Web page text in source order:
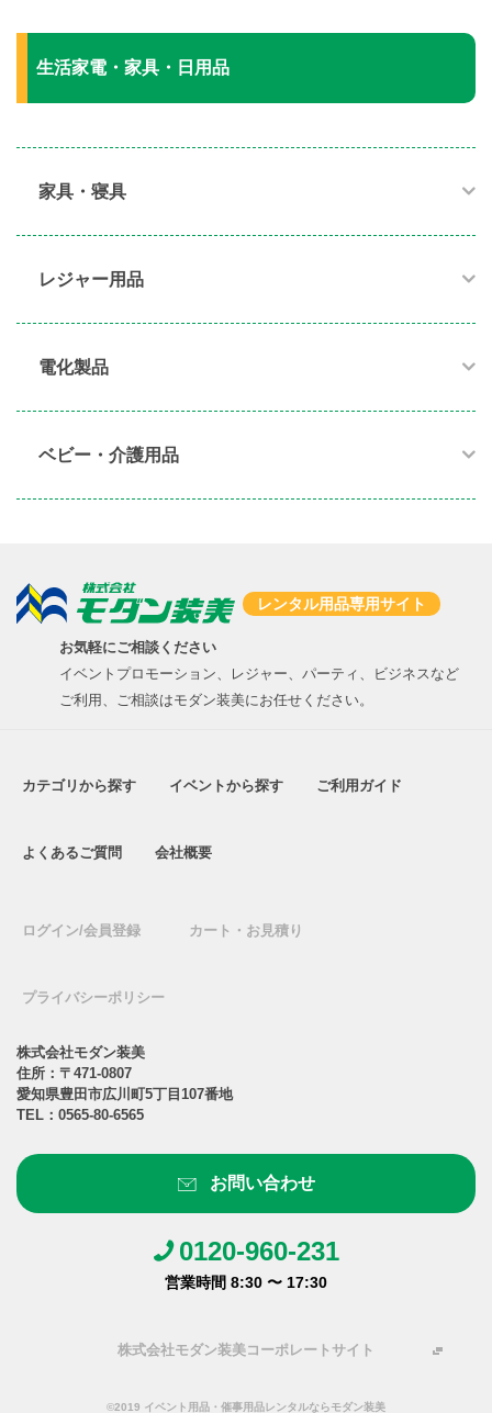
生活家電・家具・日用品
家具・寝具​
レジャー用品
電化製品​
ベビー・介護用品​
レンタル用品専用サイト
お気軽にご相談ください
イベントプロモーション、レジャー、パーティ、ビジネスなど
ご利用、ご相談はモダン装美にお任せください。
カテゴリから探す イベントから探す ご利用ガイド
よくあるご質問 会社概要
ログイン/会員登録 カート・お見積り
プライバシーポリシー
株式会社モダン装美
住所：〒471-0807
愛知県豊田市広川町5丁目107番地
TEL： 0565-80-6565
お問い合わせ
0120-960-231
営業時間 8:30 〜 17:30
©2019 イベント用品・催事用品レンタルならモダン装美
株式会社モダン装美コーポレートサイト